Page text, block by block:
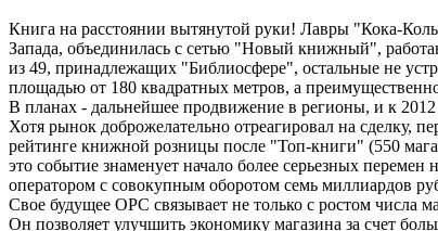
Книга на расстоянии вытянутой руки! Лавры "Кока-
Запада, объединилась с сетью "Новый книжный",
из 49, принадлежащих "Библиосфере", остальные не
площадью от 180 квадратных метров, а
В планах - дальнейшее продвижение в регионы, и к
Хотя рынок доброжелательно отреагировал на
рейтинге книжной розницы после "Топ-книги" (550
это событие знаменует начало более серьезных
оператором с совокупным оборотом семь миллиардов
Свое будущее ОРС связывает не только с ростом числа
Он позволяет улучшить экономику магазина за счет